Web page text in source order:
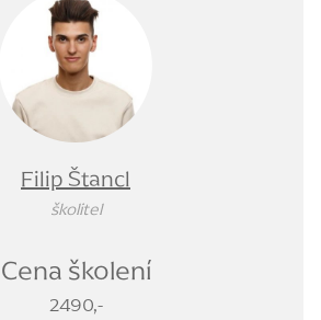
Filip Štancl
školitel
Cena školení
2490,-